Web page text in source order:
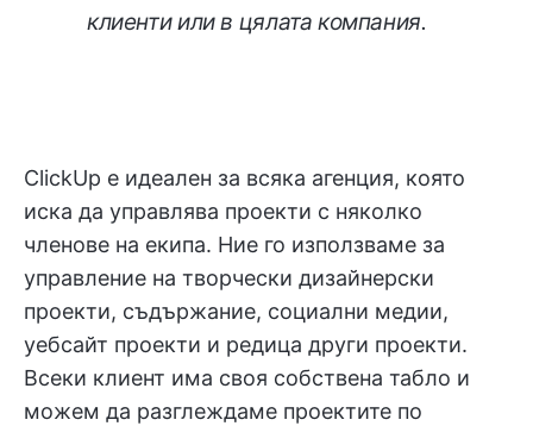
клиенти или в цялата компания.
ClickUp е идеален за всяка агенция, която
иска да управлява проекти с няколко
членове на екипа. Ние го използваме за
управление на творчески дизайнерски
проекти, съдържание, социални медии,
уебсайт проекти и редица други проекти.
Всеки клиент има своя собствена табло и
можем да разглеждаме проектите по